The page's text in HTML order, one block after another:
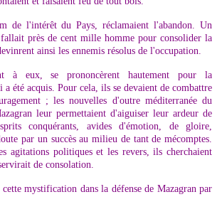
de l'intérêt du Pays, réclamaient l'abandon. Un
près de cent mille homme pour consolider la
ainsi les ennemis résolus de l'occupation.
à eux, se prononcèrent hautement pour la
a été acquis. Pour cela, ils se devaient de combattre
; les nouvelles d'outre méditerranée du
leur permettaient d'aiguiser leur ardeur de
conquérants, avides d'émotion, de gloire,
par un succès au milieu de tant de mécomptes.
agitations politiques et les revers, ils cherchaient
de consolation.
mystification dans la défense de Mazagran par